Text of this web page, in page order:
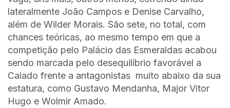
lateralmente João Campos e Denise Carvalho,
além de Wilder Morais. São sete, no total, com
chances teóricas, ao mesmo tempo em que a
competição pelo Palácio das Esmeraldas acabou
sendo marcada pelo desequilíbrio favorável a
Caiado frente a antagonistas muito abaixo da sua
estatura, como Gustavo Mendanha, Major Vitor
Hugo e Wolmir Amado.